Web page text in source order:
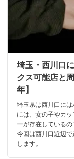
埼玉・西川口
クス可能店と
年】
埼玉県は西川口に
には、女の子やカ
ーが存在している
今回は西川口近辺
します。